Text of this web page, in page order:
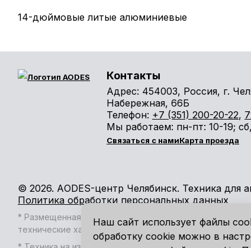
14-дюймовые литые алюминиевые
Контакты
Адрес: 454003, Россия, г.
Набережная, 66Б
Телефон: +7 (351) 200-20-22,
Мы работаем: пн-пт: 10-19; сб,
Связаться с намиКарта проезда
© 2026. АODES-центр Челябинск. Техника для
Политика обработки персональных данных
* Размещенная на сайте информация носит
технические характеристики и стоимость без
Наш сайт использует файлы
обработку cookie можно в